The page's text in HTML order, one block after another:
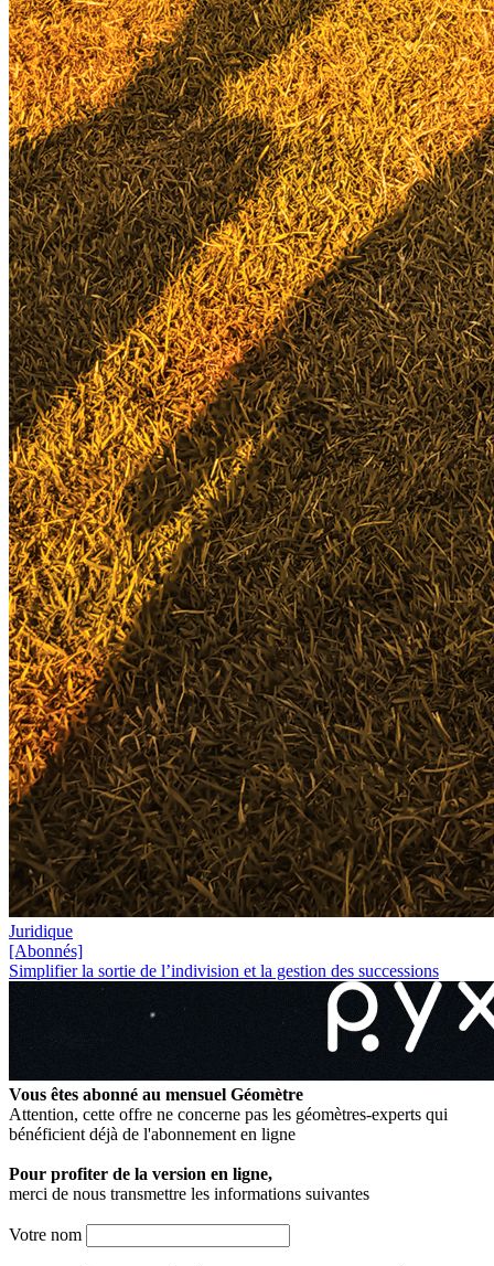
Juridique
[Abonnés]
Simplifier la sortie de l’indivision et la gestion des successions
Vous êtes abonné au mensuel Géomètre
Attention, cette offre ne concerne pas les géomètres-experts qui
bénéficient déjà de l'abonnement en ligne
Pour profiter de la version en ligne,
merci de nous transmettre les informations suivantes
Votre nom